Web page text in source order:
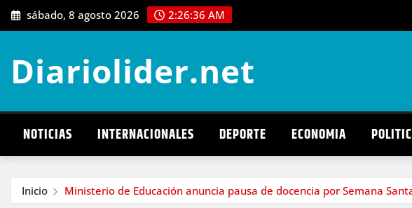
Saltar
al
sábado, 8 agosto 2026 2:26:38 AM
Diariolider.net
NOTICIAS INTERNACIONALES DEPORTE ECONOMIA
Inicio Ministerio de Educación anuncia pausa de docencia por Semana